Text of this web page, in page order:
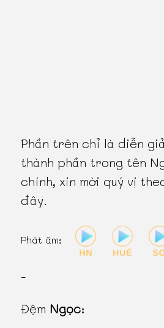
Phần trên chỉ là diễn
thành phần trong tên
chính, xin mời quý vị
đây.
Phát âm:
-
Đệm Ngọc: